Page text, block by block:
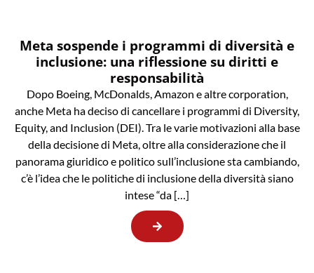
Meta sospende i programmi di diversità e
inclusione: una riflessione su diritti e
responsabilità
Dopo Boeing, McDonalds, Amazon e altre corporation,
anche Meta ha deciso di cancellare i programmi di Diversity,
Equity, and Inclusion (DEI). Tra le varie motivazioni alla base
della decisione di Meta, oltre alla considerazione che il
panorama giuridico e politico sull’inclusione sta cambiando,
c’è l’idea che le politiche di inclusione della diversità siano
intese “da […]